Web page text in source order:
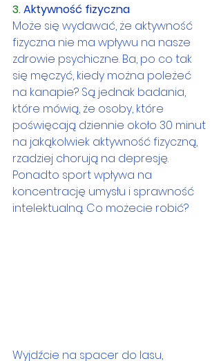
3. Aktywność fizyczna
Może się wydawać, że aktywność
fizyczna nie ma wpływu na nasze
zdrowie psychiczne. Ba, po co tak
się męczyć, kiedy można poleżeć
na kanapie? Są jednak badania,
które mówią, że osoby, które
poświęcają dziennie około 30 minut
na jakąkolwiek aktywność fizyczną,
rzadziej chorują na depresję.
Ponadto sport wpływa na
koncentrację umysłu i sprawność
intelektualną. Co możecie robić?
Wyjdźcie na spacer do lasu,